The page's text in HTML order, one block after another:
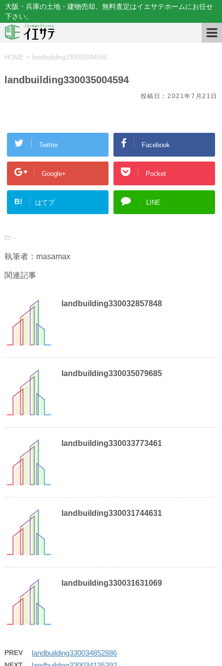
大阪・兵庫の土地・建物売却、無料査定はイエサテホームにお任せ
下さい。
HOME > landbuilding330035004594
landbuilding330035004594
投稿日：2021年7月21日
Twitter Facebook
Google+ Pocket
B! はてブ LINE
-
執筆者：masamax
関連記事
landbuilding330032857848
landbuilding330035079685
landbuilding330033773461
landbuilding330031744631
landbuilding330031631069
PREV landbuilding330034852886